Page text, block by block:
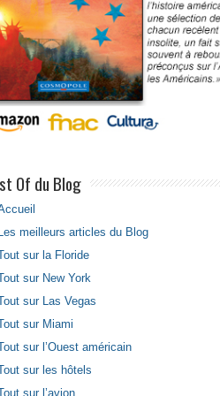
Of du Blog
meilleurs articles du Blog
sur la Floride
sur New York
sur Las Vegas
sur Miami
sur l’Ouest américain
sur les hôtels
sur l’avion